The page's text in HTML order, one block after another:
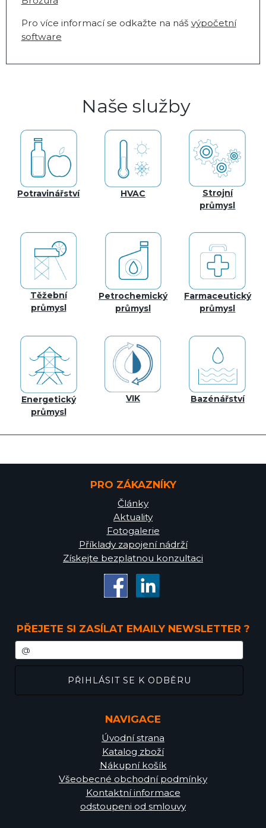
Pro více informací se odkažte na náš výpočetní
software
Naše služby
Potravinářství HVAC
Strojní
průmysl
Těžební
průmysl
Petrochemický
průmysl
Farmaceutický
průmysl
Energetický
průmysl
VIK Bazénářství
PRO ZÁKAZNÍKY
Články
Aktuality
Fotogalerie
Příklady zapojení nádrží
Získejte bezplatnou konzultaci
PŘEJETE SI ZASÍLAT EMAILY NEWSLETTER ?
NAVIGACE
Úvodní strana
Katalog zboží
Nákupní košík
Všeobecné obchodní podmínky
Kontaktní informace
odstoupeni od smlouvy